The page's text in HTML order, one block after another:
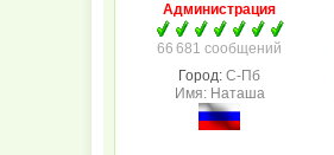
Администрация
66 681 сообщений
Город: С-Пб
Имя: Наташа